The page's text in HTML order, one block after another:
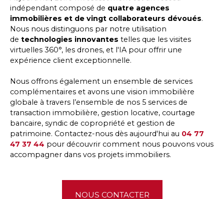
indépendant composé de quatre agences
immobilières et de vingt collaborateurs dévoués.
Nous nous distinguons par notre utilisation
de technologies innovantes telles que les visites
virtuelles 360°, les drones, et l'IA pour offrir une
expérience client exceptionnelle.
Nous offrons également un ensemble de services
complémentaires et avons une vision immobilière
globale à travers l’ensemble de nos 5 services de
transaction immobilière, gestion locative, courtage
bancaire, syndic de copropriété et gestion de
patrimoine. Contactez-nous dès aujourd'hui au 04 77
47 37 44 pour découvrir comment nous pouvons vous
accompagner dans vos projets immobiliers.
NOUS CONTACTER